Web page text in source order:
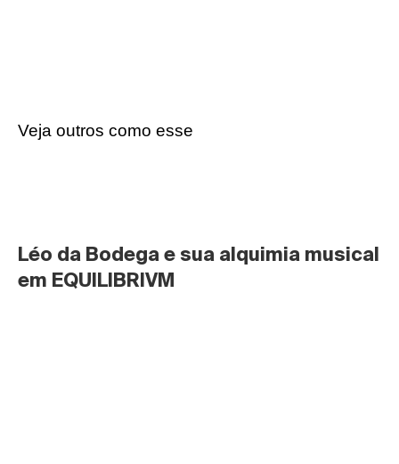
Veja outros como esse
Léo da Bodega e sua alquimia musical
em EQUILIBRIVM